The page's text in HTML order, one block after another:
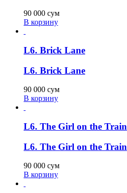
90 000 сум
В корзину
L6. Brick Lane
L6. Brick Lane
90 000 сум
В корзину
L6. The Girl on the Train
L6. The Girl on the Train
90 000 сум
В корзину